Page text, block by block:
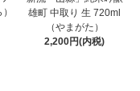
雄町 中取り 生 720ml
（やまがた）
2,200円(内税)